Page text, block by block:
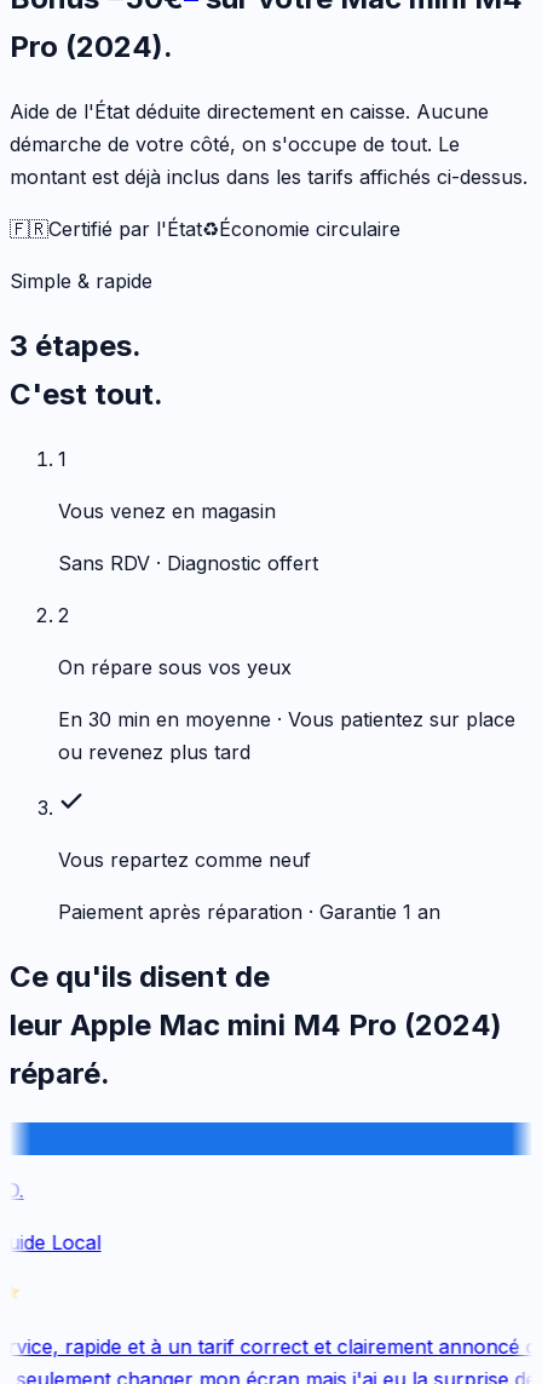
Pro (2024).
Aide de l'État déduite directement en caisse. Aucune
démarche de votre côté, on s'occupe de tout. Le
montant est déjà inclus dans les tarifs affichés ci-dessus.
🇫🇷Certifié par l'État♻️Économie circulaire
Simple & rapide
3 étapes.
C'est tout.
1
Vous venez en magasin
Sans RDV · Diagnostic offert
2
On répare sous vos yeux
En 30 min en moyenne · Vous patientez sur place
ou revenez plus tard
Vous repartez comme neuf
Paiement après réparation · Garantie 1 an
Ce qu'ils disent de
leur Apple Mac mini M4 Pro (2024)
réparé.
Local
rapide et à un tarif correct et clairement annoncé
seulement changer mon écran mais j'ai eu la surprise de